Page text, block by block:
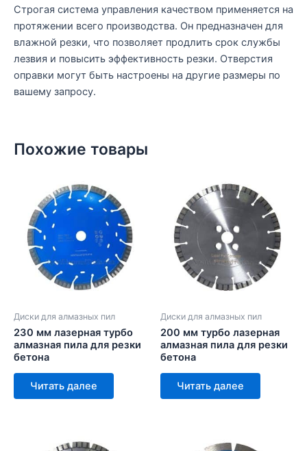
Строгая система управления качеством применяется на
протяжении всего производства. Он предназначен для
влажной резки, что позволяет продлить срок службы
лезвия и повысить эффективность резки. Отверстия
оправки могут быть настроены на другие размеры по
вашему запросу.
Похожие товары
Диски для алмазных пил
230 мм лазерная турбо
алмазная пила для резки
бетона
Читать далее
Диски для алмазных пил
200 мм турбо лазерная
алмазная пила для резки
бетона
Читать далее